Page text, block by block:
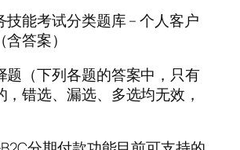
技能考试分类题库 – 个人客户
答案）
题（下列各题的答案中，只有
错选、漏选、多选均无效，